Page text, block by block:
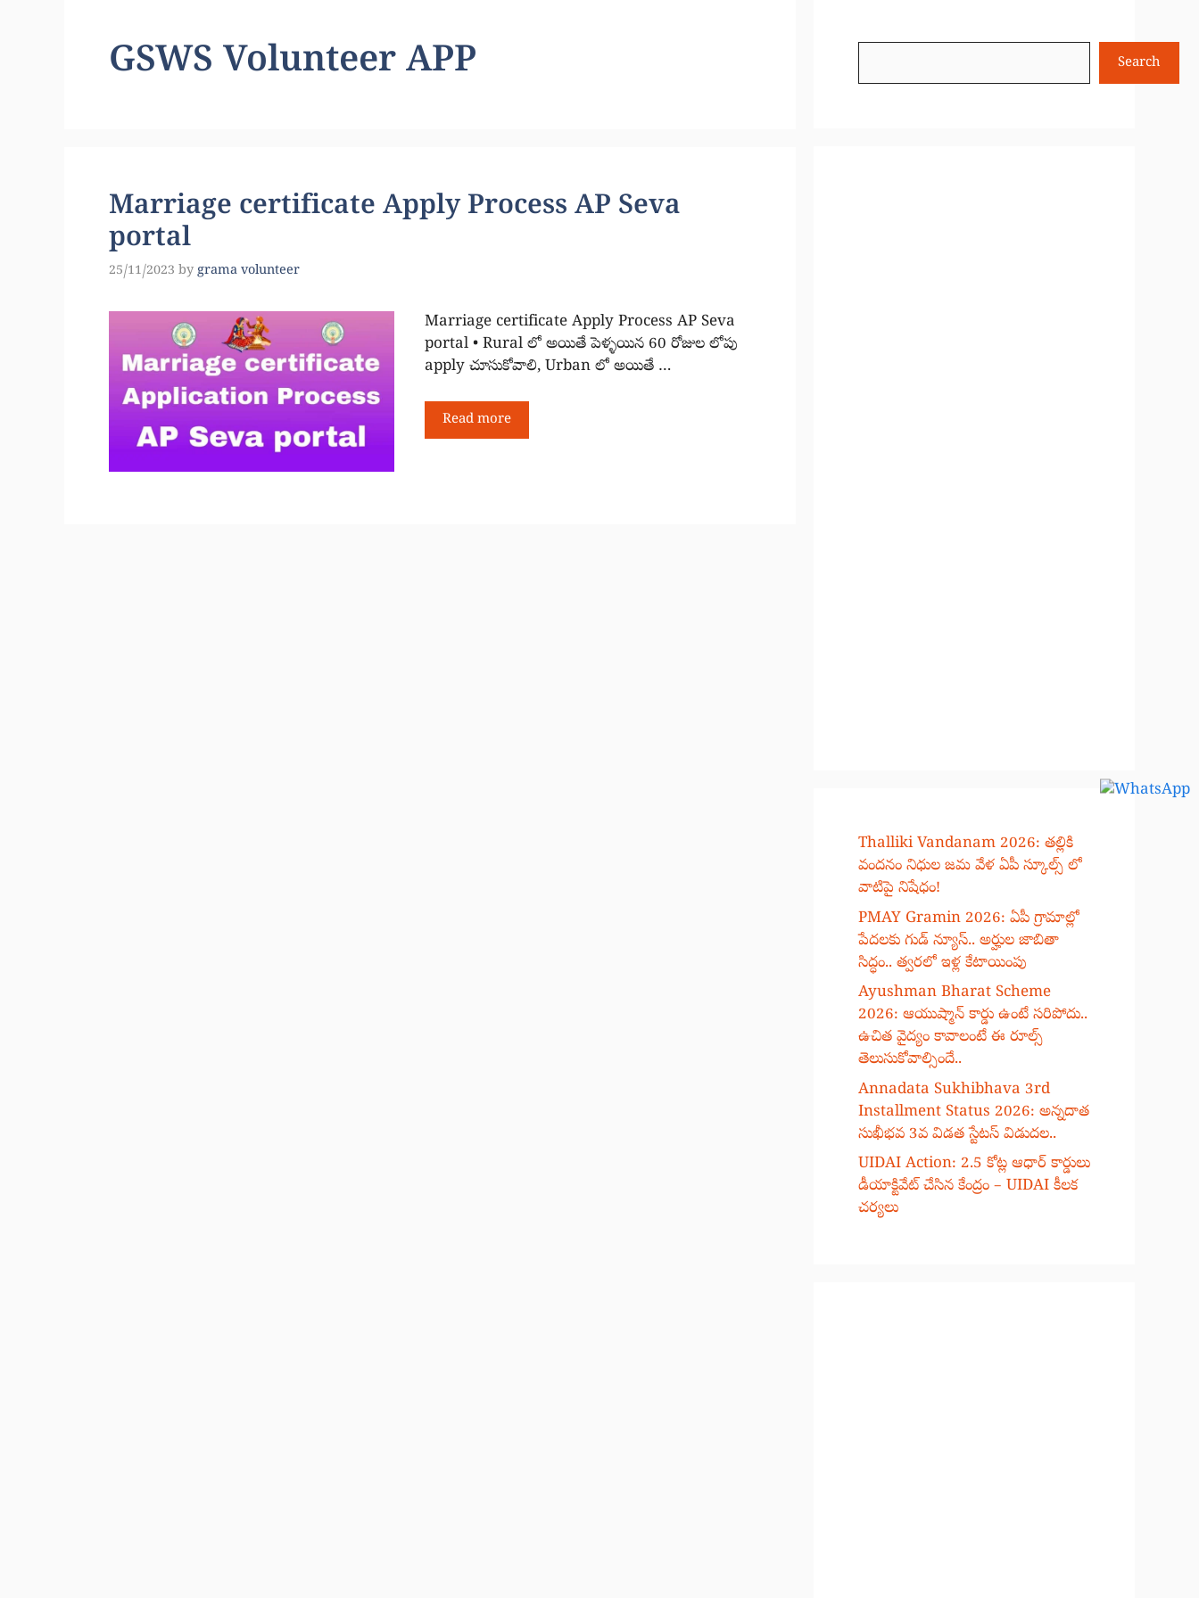
GSWS Volunteer APP
Marriage certificate Apply Process AP Seva
portal
25/11/2023 by grama volunteer
Marriage certificate Apply Process AP Seva
portal • Rural లో అయితే పెళ్ళయిన 60 రోజుల లోపు
apply చూసుకోవాలి, Urban లో అయితే …
Read more
Search
Thalliki Vandanam 2026: తల్లికి
వందనం నిధుల జమ వేళ ఏపీ స్కూల్స్ లో
వాటిపై నిషేధం!
PMAY Gramin 2026: ఏపీ గ్రామాల్లో
పేదలకు గుడ్ న్యూస్.. అర్హుల జాబితా
సిద్ధం.. త్వరలో ఇళ్ల కేటాయింపు
Ayushman Bharat Scheme
2026: ఆయుష్మాన్ కార్డు ఉంటే సరిపోదు..
ఉచిత వైద్యం కావాలంటే ఈ రూల్స్
తెలుసుకోవాల్సిందే..
Annadata Sukhibhava 3rd
Installment Status 2026: అన్నదాత
సుఖీభవ 3వ విడత స్టేటస్ విడుదల..
UIDAI Action: 2.5 కోట్ల ఆధార్ కార్డులు
డీయాక్టివేట్ చేసిన కేంద్రం – UIDAI కీలక
చర్యలు